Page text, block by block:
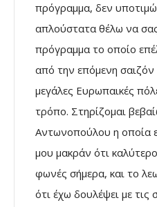
πρόγραμμα, δεν
απλούστατα θέλω να
πρόγραμμα το οποίο
από την επόμενη
μεγάλες Ευρωπαικές
τρόπο. Στηρίζομαι
Αντωνοπούλου η οποία
μου μακράν ότι
φωνές σήμερα, και το
ότι έχω δουλέψει με τις